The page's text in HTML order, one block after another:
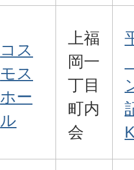
コス
モス
ホー
ル
上福
岡一
丁目
町内
会